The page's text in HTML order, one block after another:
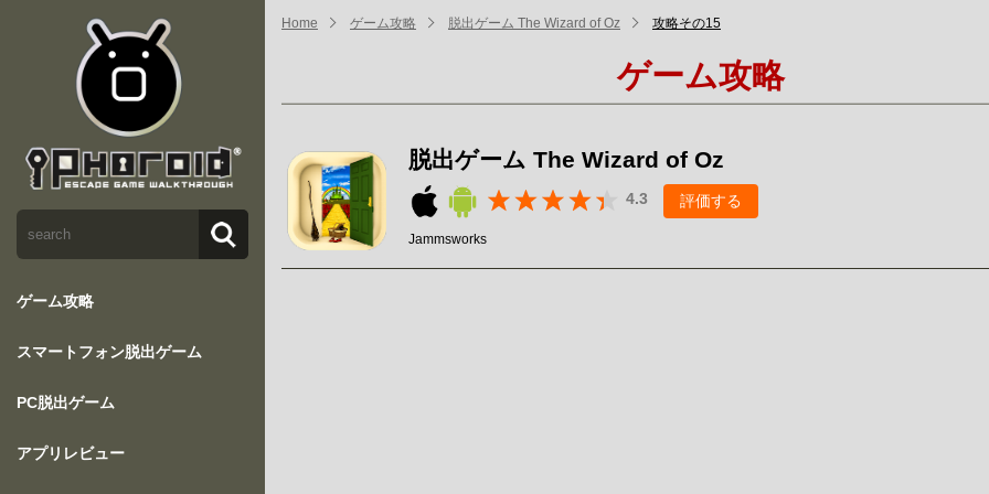
ゲーム攻略
スマートフォン脱出ゲーム
PC脱出ゲーム
アプリレビュー
Home ゲーム攻略 脱出ゲーム The Wizard of Oz 攻略その15
ゲーム攻略
脱出ゲーム The Wizard of Oz
4.3 評価する
Jammsworks